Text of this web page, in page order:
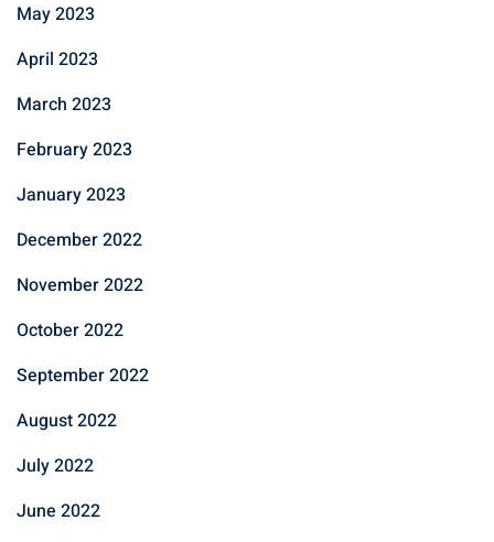
May 2023
April 2023
March 2023
February 2023
January 2023
December 2022
November 2022
October 2022
September 2022
August 2022
July 2022
June 2022